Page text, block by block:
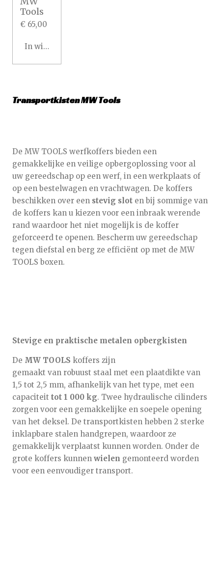
Tools
€ 65,00
In winkelwagen
Transportkisten MW Tools
De MW TOOLS werfkoffers bieden een
gemakkelijke en veilige opbergoplossing voor al
uw gereedschap op een werf, in een werkplaats of
op een bestelwagen en vrachtwagen. De koffers
beschikken over een stevig slot en bij sommige van
de koffers kan u kiezen voor een inbraak werende
rand waardoor het niet mogelijk is de koffer
geforceerd te openen. Bescherm uw gereedschap
tegen diefstal en berg ze efficiënt op met de MW
TOOLS boxen.
Stevige en praktische metalen opbergkisten
De MW TOOLS koffers zijn
gemaakt van robuust staal met een plaatdikte van
1,5 tot 2,5 mm, afhankelijk van het type, met een
capaciteit tot 1 000 kg. Twee hydraulische cilinders
zorgen voor een gemakkelijke en soepele opening
van het deksel. De transportkisten hebben 2 sterke
inklapbare stalen handgrepen, waardoor ze
gemakkelijk verplaatst kunnen worden. Onder de
grote koffers kunnen wielen gemonteerd worden
voor een eenvoudiger transport.